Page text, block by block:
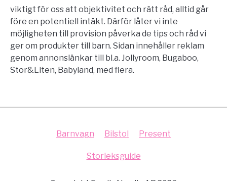
viktigt för oss att objektivitet och rätt råd, alltid går
före en potentiell intäkt. Därför låter vi inte
möjligheten till provision påverka de tips och råd vi
ger om produkter till barn. Sidan innehåller reklam
genom annonslänkar till bl.a. Jollyroom, Bugaboo,
Stor&Liten, Babyland, med flera.
Barnvagn Bilstol Present
Storleksguide